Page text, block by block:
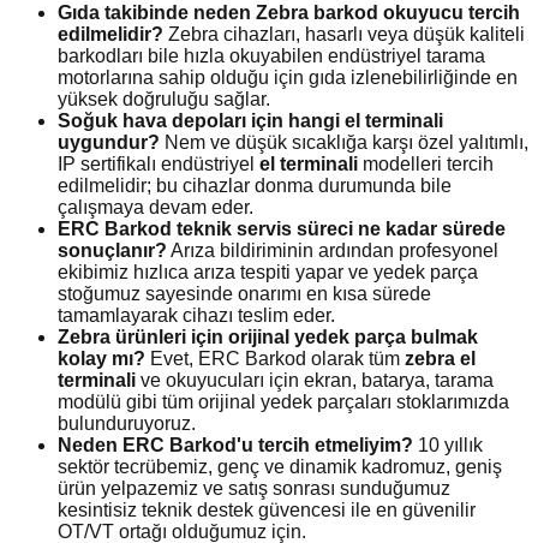
Gıda takibinde neden Zebra barkod okuyucu tercih
edilmelidir? Zebra cihazları, hasarlı veya düşük kaliteli
barkodları bile hızla okuyabilen endüstriyel tarama
motorlarına sahip olduğu için gıda izlenebilirliğinde en
yüksek doğruluğu sağlar.
Soğuk hava depoları için hangi el terminali
uygundur? Nem ve düşük sıcaklığa karşı özel yalıtımlı,
IP sertifikalı endüstriyel el terminali modelleri tercih
edilmelidir; bu cihazlar donma durumunda bile
çalışmaya devam eder.
ERC Barkod teknik servis süreci ne kadar sürede
sonuçlanır? Arıza bildiriminin ardından profesyonel
ekibimiz hızlıca arıza tespiti yapar ve yedek parça
stoğumuz sayesinde onarımı en kısa sürede
tamamlayarak cihazı teslim eder.
Zebra ürünleri için orijinal yedek parça bulmak
kolay mı? Evet, ERC Barkod olarak tüm zebra el
terminali ve okuyucuları için ekran, batarya, tarama
modülü gibi tüm orijinal yedek parçaları stoklarımızda
bulunduruyoruz.
Neden ERC Barkod'u tercih etmeliyim? 10 yıllık
sektör tecrübemiz, genç ve dinamik kadromuz, geniş
ürün yelpazemiz ve satış sonrası sunduğumuz
kesintisiz teknik destek güvencesi ile en güvenilir
OT/VT ortağı olduğumuz için.